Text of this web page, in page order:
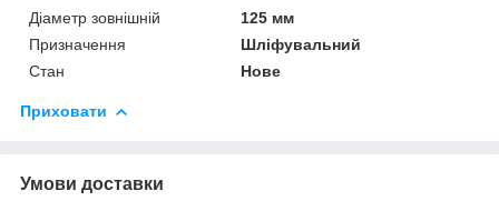
Діаметр зовнішній
125 мм
Призначення
Шліфувальний
Стан
Нове
Приховати
Умови доставки